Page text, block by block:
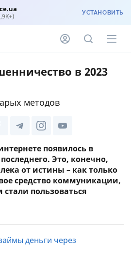
УСТАНОВИТЬ
в 2023
методов
появилось в
Это, конечно,
от истины – как только
средство коммуникации,
пользоваться
деньги через